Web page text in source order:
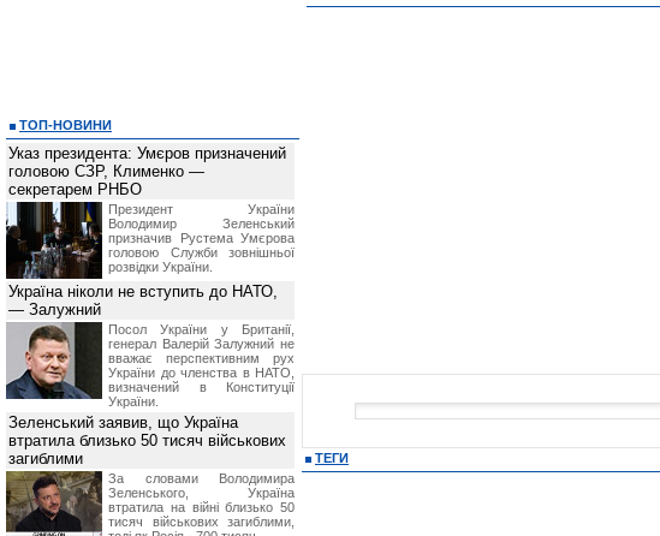
ТЕГИ
ТОП-НОВИНИ
Указ президента: Умєров призначений
головою СЗР, Клименко —
секретарем РНБО
Президент України
Володимир Зеленський
призначив Pустема Умєрова
головою Служби зовнішньої
розвідки України.
Україна ніколи не вступить до НАТО,
— Залужний
Посол України у Британії,
генерал Валерій Залужний не
вважає перспективним рух
України до членства в НАТО,
визначений в Конституції
України.
Зеленський заявив, що Україна
втратила близько 50 тисяч військових
загиблими
За словами Володимира
Зеленського, Україна
втратила на війні близько 50
тисяч військових загиблими,